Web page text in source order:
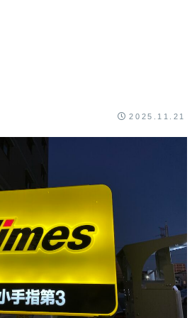
2025.11.21